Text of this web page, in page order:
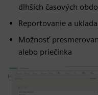
dlhších časových
Reportovanie a
Možnosť
alebo priečinka